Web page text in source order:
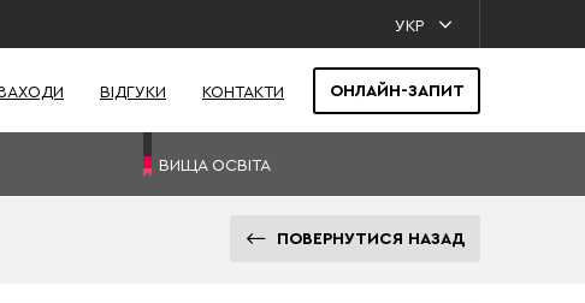
УКР
ВІДГУКИ КОНТАКТИ ОНЛАЙН-ЗАПИТ
ВИЩА ОСВІТА
ПОВЕРНУТИСЯ НАЗАД